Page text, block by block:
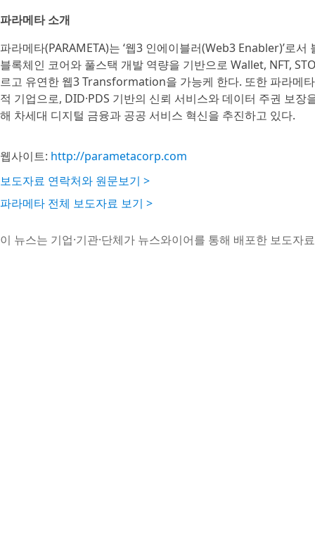
파라메타 소개
파라메타(PARAMETA)는 ‘웹3 인에이블러(Web3 Enabler)’로
블록체인 코어와 풀스택 개발 역량을 기반으로 Wallet, NFT,
르고 유연한 웹3 Transformation을 가능케 한다. 또한 파라메
적 기업으로, DID·PDS 기반의 신뢰 서비스와 데이터 주권 보장
해 차세대 디지털 금융과 공공 서비스 혁신을 추진하고 있다.
웹사이트: http://parametacorp.com
보도자료 연락처와 원문보기 >
파라메타 전체 보도자료 보기 >
이 뉴스는 기업·기관·단체가 뉴스와이어를 통해 배포한 보도자